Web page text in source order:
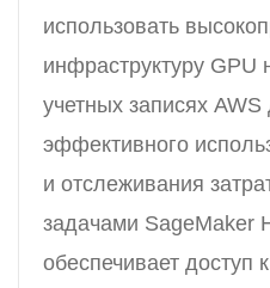
использовать
инфраструктуру GPU
учетных записях
эффективного
и отслеживания
задачами SageMaker
обеспечивает доступ